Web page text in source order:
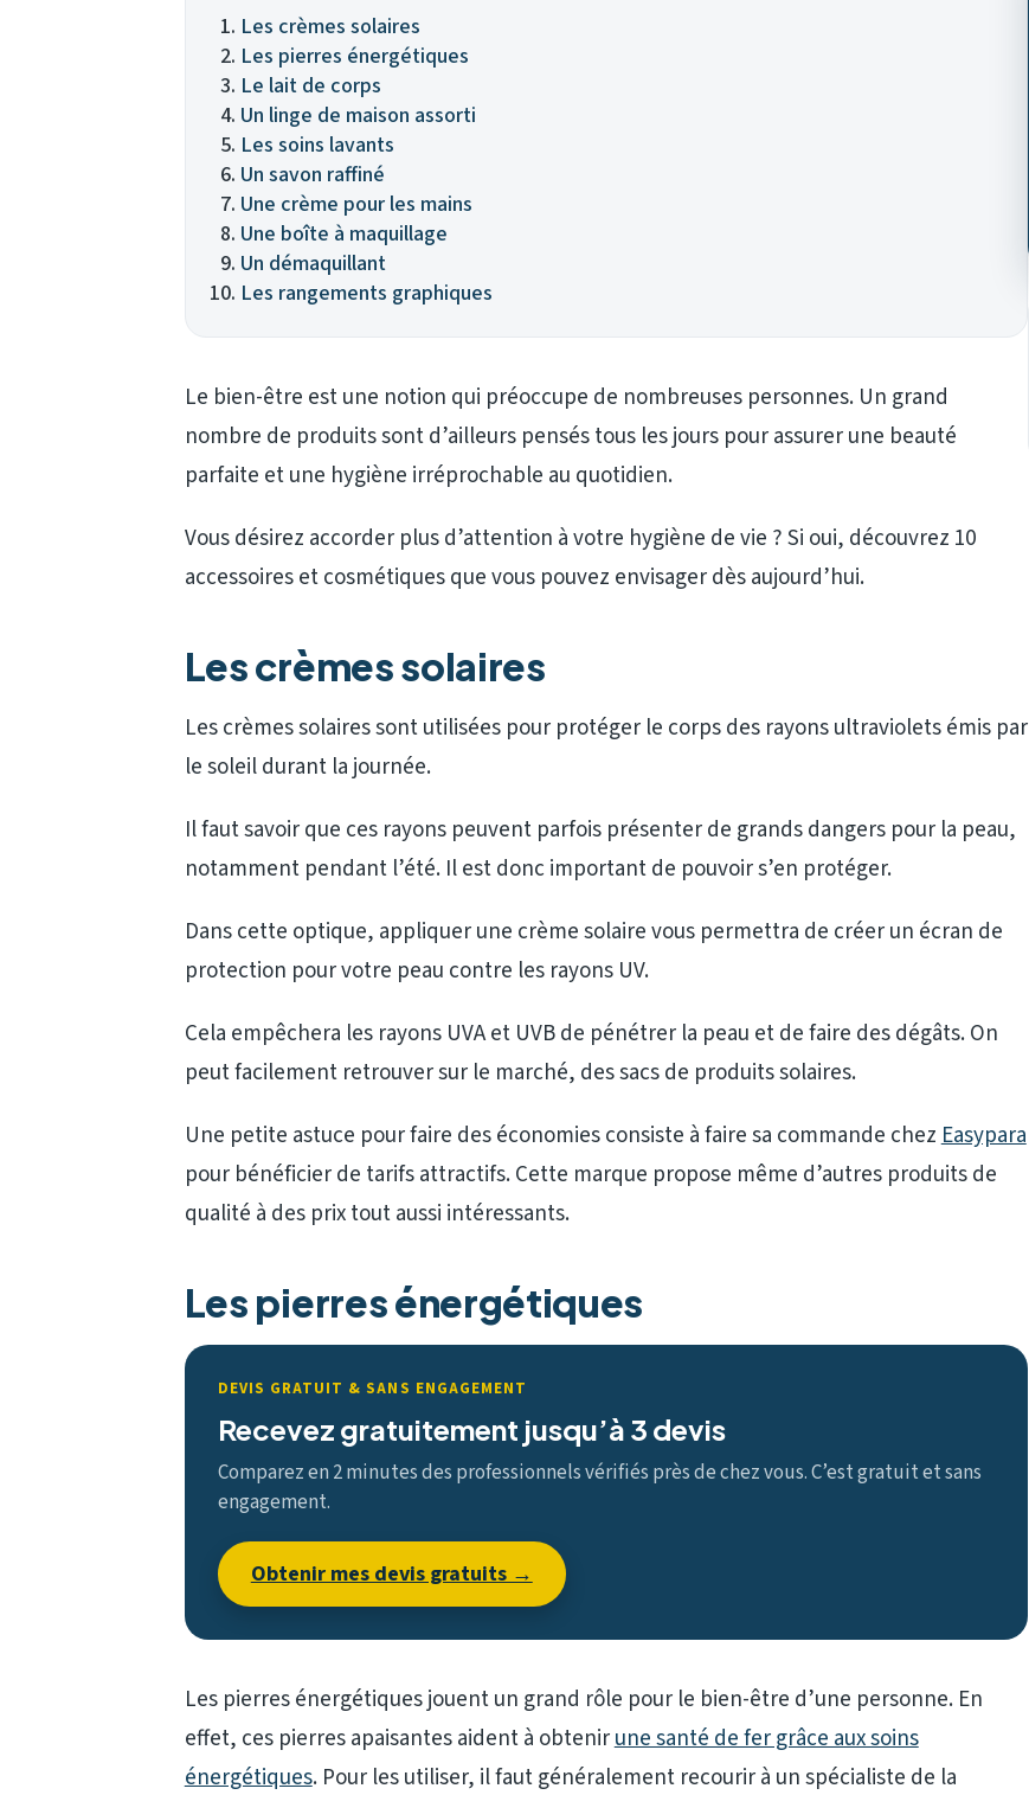
Les crèmes solaires
Les pierres énergétiques
Le lait de corps
Un linge de maison assorti
Les soins lavants
Un savon raffiné
Une crème pour les mains
Une boîte à maquillage
Un démaquillant
Les rangements graphiques
Le bien-être est une notion qui préoccupe de nombreuses personnes. Un grand
nombre de produits sont d’ailleurs pensés tous les jours pour assurer une beauté
parfaite et une hygiène irréprochable au quotidien.
Vous désirez accorder plus d’attention à votre hygiène de vie ? Si oui, découvrez 10
accessoires et cosmétiques que vous pouvez envisager dès aujourd’hui.
Les crèmes solaires
Les crèmes solaires sont utilisées pour protéger le corps des rayons ultraviolets émis par
le soleil durant la journée.
Il faut savoir que ces rayons peuvent parfois présenter de grands dangers pour la peau,
notamment pendant l’été. Il est donc important de pouvoir s’en protéger.
Dans cette optique, appliquer une crème solaire vous permettra de créer un écran de
protection pour votre peau contre les rayons UV.
Cela empêchera les rayons UVA et UVB de pénétrer la peau et de faire des dégâts. On
peut facilement retrouver sur le marché, des sacs de produits solaires.
Une petite astuce pour faire des économies consiste à faire sa commande chezEasypara
pour bénéficier de tarifs attractifs. Cette marque propose même d’autres produits de
qualité à des prix tout aussi intéressants.
Les pierres énergétiques
DEVIS GRATUIT & SANS ENGAGEMENT
Recevez gratuitement jusqu’à 3 devis
Comparez en 2 minutes des professionnels vérifiés près de chez vous. C’est gratuit et sans
engagement.
Obtenir mes devis gratuits →
Les pierres énergétiques jouent un grand rôle pour le bien-être d’une personne. En
effet, ces pierres apaisantes aident à obtenirune santé de fer grâce aux soins
énergétiques. Pour les utiliser, il faut généralement recourir à un spécialiste de la